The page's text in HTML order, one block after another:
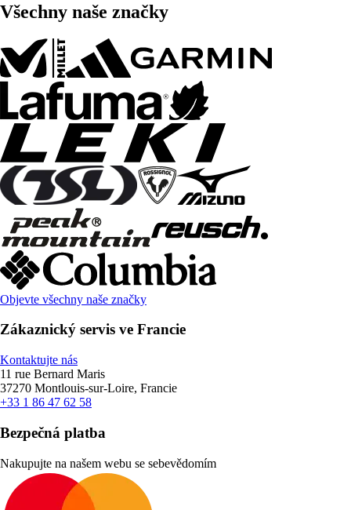
Všechny naše značky
Objevte všechny naše značky
Zákaznický servis ve Francie
Kontaktujte nás
11 rue Bernard Maris
37270 Montlouis-sur-Loire, Francie
+33 1 86 47 62 58
Bezpečná platba
Nakupujte na našem webu se sebevědomím